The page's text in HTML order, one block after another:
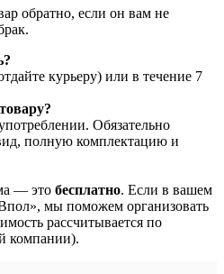
обратно, если он вам не
курьеру) или в течение 7
Обязательно
полную комплектацию и
— это бесплатно. Если в вашем
мы поможем организовать
рассчитывается по
компании).